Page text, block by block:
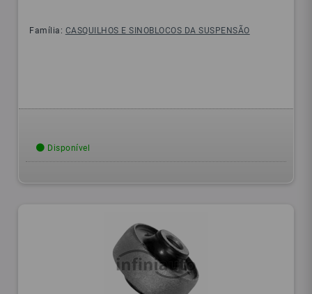
Família: CASQUILHOS E SINOBLOCOS DA SUSPENSÃO
Disponível